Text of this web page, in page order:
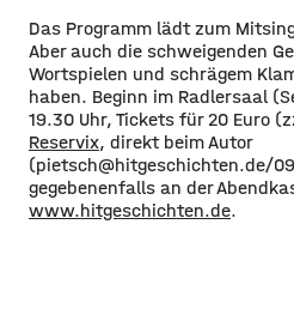
Das Programm lädt zum
Aber auch die schweigenden
Wortspielen und schrägem
haben. Beginn im Radlersaal
19.30 Uhr, Tickets für 20 Euro
Reservix, direkt beim Autor
(pietsch@hitgeschichten.de/
gegebenenfalls an der
www.hitgeschichten.de.